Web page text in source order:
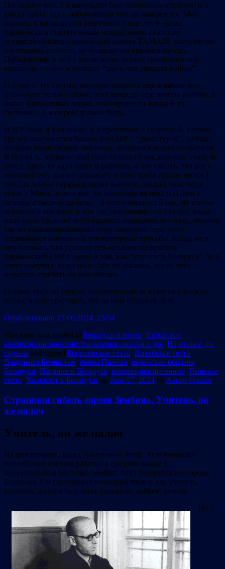
Последние мес. 3 я вынужден был полностью отключиться
как от сайта, так и наблюдению чем он занимается. Мой
переход в начавшуюся разрушаться еще лет 6 назад
израильским строительным подрядчиком квартиру,
осуществлявшего израильский проект ТАМА38, которую он
постепенно добивал, не оставлял ни времени ни сил.
Побывавший в ней с месяц назад техник телевизионной
компании с порога заметил: “здесь что, прошла война?”.
Потому и эту статью, которую получил еще в начале мая,
публикую только сейчас, хотя впереди еще немало работы, а
также финансовых затрат, чтоб привести жилье в то
состояние, в котором должна быть.
И В.Р. зная, в том числе, и о проблемах с квартирой, годами
грузил своими статейками, борьбой с “диктатурой”, да еще,
называя вещи своими именами, занимался вымогательством.
В Израиль, называющий себя политологом, конечно, ехать не
хотел, здесь-то надо будет и работать, а вот писать, что все в
любимой ему краине дорожает и таму трэба грошы на тое i
тое, i iх можна перадаць цераз знаемую дзядькi, якая будзе
ехать у Мiнск, или: я мог бы прыехаць на некалькi дзен i
забраць 2 тысячы далярау, – в итоге вытянул 5 тыс, не считая
огромного времени, в том числе оторванного ото сна, когда
надо было сразу же опубликовать очередной его опус, именно
так он охарактеризовывал свои творения, при этом
отказывался выполнить элементарные просьбы. Когда же я
ему написал, что устал от его желания превратить
израильский сайт в думы о том, как “улучшить Беларусь”, то в
ответ получил: тады мяне сайт не цiкавiць, после чего
перестал отвечать на мои письма.
Потому вред он принес значительный. И я ему не однажды
писал, и повторю здесь, что за ним большой долг.
Опубликовано 27.06.2024, 23:54
This entry was posted in Беларусь и евреи, Еврейское
коллекционирование: филателия, значки и др., Израиль и др.
страны and tagged Борисовское гетто, Витебское гетто,
Владимир Бернштам, евреи Пинска, еврейская община
Беларуси, Израиль и Беларусь, коллекционирование, Пинское
гетто, Холокост в Беларуси on June 27, 2024 by Aaron Shustin.
Страшная гибель евреев Зембина. Учитель, он
же палач
Учитель, он же палач
На фотоснимке Давид Давидович Эгоф. Этот человек с
библейским именем работал в средней школе в
полуеврейском местечке Зембин, близ белорусского города
Борисова. Он преподавал немецкий язык и как учитель,
казалось, должен был сеять разумное, доброе, вечное.
Но с